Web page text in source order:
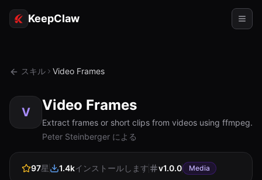
KeepClaw
トークンアクセス
ユースケース
価格
スキル Video Frames
V Video Frames
Extract frames or short clips from videos using ffmpeg.
Peter Steinberger による
97星 1.4kインストールします v1.0.0 Media